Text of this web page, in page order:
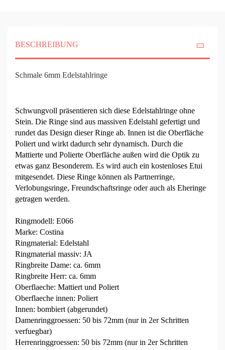
BESCHREIBUNG
Schmale 6mm Edelstahlringe
Schwungvoll präsentieren sich diese Edelstahlringe ohne
Stein. Die Ringe sind aus massiven Edelstahl gefertigt und
rundet das Design dieser Ringe ab. Innen ist die Oberfläche
Poliert und wirkt dadurch sehr dynamisch. Durch die
Mattierte und Polierte Oberfläche außen wird die Optik zu
etwas ganz Besonderem. Es wird auch ein kostenloses Etui
mitgesendet. Diese Ringe können als Partnerringe,
Verlobungsringe, Freundschaftsringe oder auch als Eheringe
getragen werden.
Ringmodell: E066
Marke: Costina
Ringmaterial: Edelstahl
Ringmaterial massiv: JA
Ringbreite Dame: ca. 6mm
Ringbreite Herr: ca. 6mm
Oberflaeche: Mattiert und Poliert
Oberflaeche innen: Poliert
Innen: bombiert (abgerundet)
Damenringgroessen: 50 bis 72mm (nur in 2er Schritten
verfuegbar)
Herrenringgroessen: 50 bis 72mm (nur in 2er Schritten